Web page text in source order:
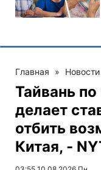
Главная » Новости
Тайвань
делает
отбить
Китая, -